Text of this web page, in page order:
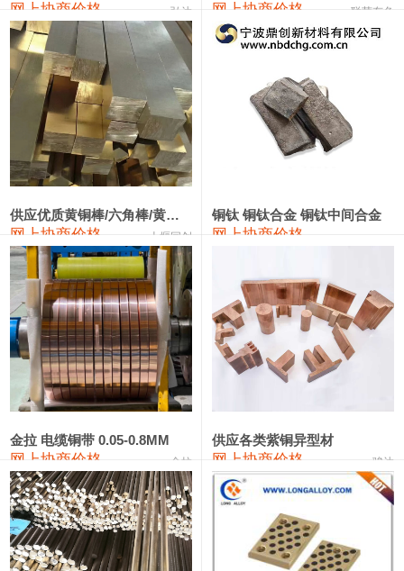
1#铬 60,000—82,000
553#硅 9,300—9,500
441#硅 9,600—9,800 9,700
3303#硅 10,300—10,500 10,400
2202#硅 14,100—14,300
金属硅3303#-2202# 10,400—14,200 12,300 0
漆包线 111,970—115,970 113,970
磷铜合金 110,800—117,600 114,200 400
无氧铜丝(硬) 109,710—110,010 109,860
R410A专用紫铜管 113,700—113,700
铸造铝合金锭(A380） 26,300—26,500 26,400 100
铝合金ADC12 24,200—24,400 100
铸造铝合金锭(ZL102) 24,300—24,500 24,400
网上协商价格 弘达 网上协商价格 联荣有色
供应优质黄铜棒/六角棒/黄铜方板
网上协商价格 十堰同创
铜钛 铜钛合金 铜钛中间合金
网上协商价格
金拉 电缆铜带 0.05-0.8MM
网上协商价格 金拉
供应各类紫铜异型材
网上协商价格 骏达